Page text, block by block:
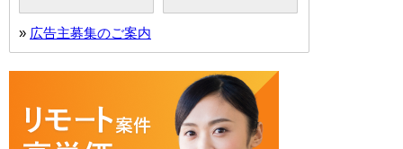
» 広告主募集のご案内